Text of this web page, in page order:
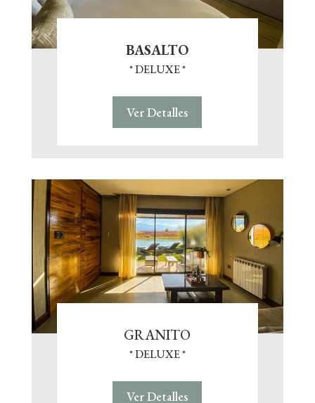
BASALTO
* DELUXE *
Ver Detalles
GRANITO
* DELUXE *
Ver Detalles